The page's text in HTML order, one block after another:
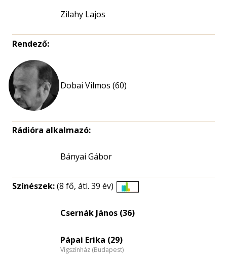
Zilahy Lajos
Rendező:
Dobai Vilmos (60)
Rádióra alkalmazó:
Bányai Gábor
Színészek:(8 fő, átl. 39 év)
eloszlás
Csernák János (36)
Pápai Erika (29)
Vígszínház (Budapest)